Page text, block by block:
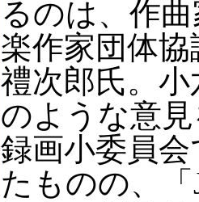
るのは、作
楽作家団体
禮次郎氏。
のような意
録画小委員
たものの、